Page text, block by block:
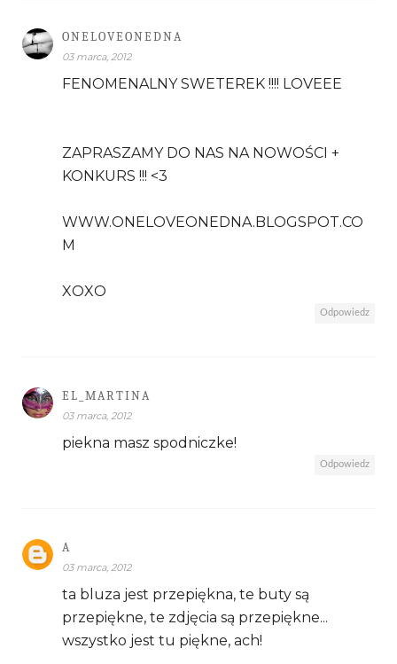
ONELOVEONEDNA
03 marca, 2012
FENOMENALNY SWETEREK !!!! LOVEEE
ZAPRASZAMY DO NAS NA NOWOŚCI +
KONKURS !!! <3
WWW.ONELOVEONEDNA.BLOGSPOT.CO
M
XOXO
Odpowiedz
EL_MARTINA
03 marca, 2012
piekna masz spodniczke!
Odpowiedz
A
03 marca, 2012
ta bluza jest przepiękna, te buty są
przepiękne, te zdjęcia są przepiękne...
wszystko jest tu piękne, ach!